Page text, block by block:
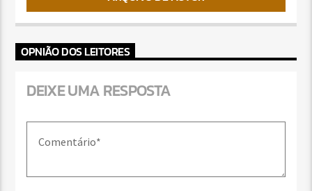
OPNIÃO DOS LEITORES
DEIXE UMA RESPOSTA